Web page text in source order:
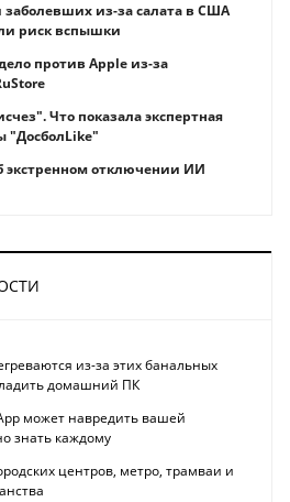
из-за салата в США
риск вспышки
против Apple из-за
Что показала экспертная
"ДосболLike"
экстренном отключении ИИ
из-за этих банальных
домашний ПК
может навредить вашей
знать каждому
центров, метро, трамваи и